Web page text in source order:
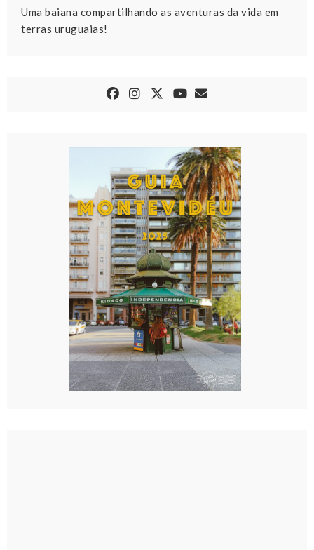
Uma baiana compartilhando as aventuras da vida em
terras uruguaias!